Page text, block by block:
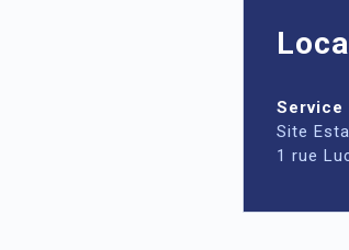
Service
Site
1 rue